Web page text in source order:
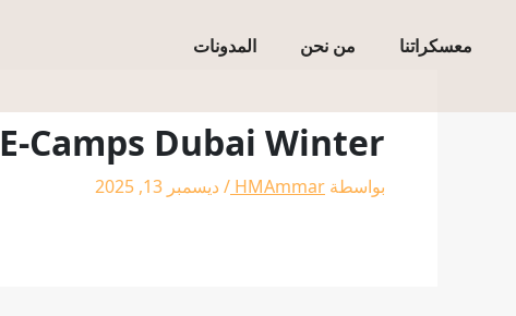
معسكراتنا من نحن المدونات
E-Camps Dubai Winter
بواسطة HMAmmar
/ديسمبر 13, 2025